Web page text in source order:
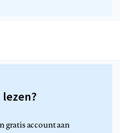
gratis account aan